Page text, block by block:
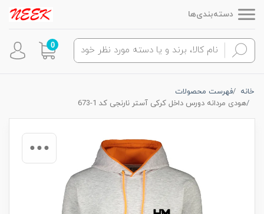
دسته‌بندی‌ها
0
خانه
فهرست محصولات
هودی مردانه دورس داخل کرکی آستر نارنجی کد 1-673